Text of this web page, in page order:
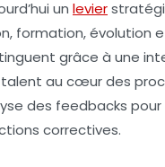
un levier
formation, évolution
grâce à une
au cœur des
des feedbacks
correctives.